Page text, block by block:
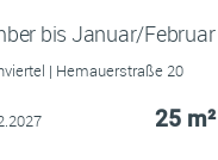
bis Januar/Februar
| Hemauerstraße 20
25 m²